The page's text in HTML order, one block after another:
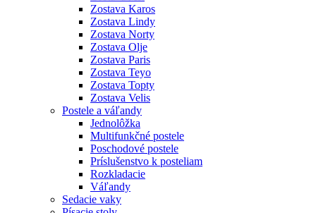
Zostava Karos
Zostava Lindy
Zostava Norty
Zostava Olje
Zostava Paris
Zostava Teyo
Zostava Topty
Zostava Velis
Postele a váľandy
Jednolôžka
Multifunkčné postele
Poschodové postele
Príslušenstvo k posteliam
Rozkladacie
Váľandy
Sedacie vaky